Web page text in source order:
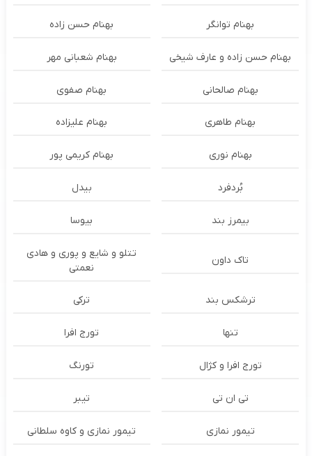
بهنام توانگر بهنام حسن زاده
بهنام حسن زاده و عارف شیخی بهنام شعبانی مهر
بهنام صالحانی بهنام صفوی
بهنام طاهری بهنام علیزاده
بهنام نوری بهنام کریمی پور
بُردفرد بیدل
بیمرز بند بیوسا
تاک داون
تتلو و شایع و پوری و هادی
نعمتی
ترشكس بند ترکی
تنها تورج افرا
تورج افرا و کژال تورنگ
تی ان تی تیبر
تیمور نمازی تیمور نمازی و کاوه سلطانی